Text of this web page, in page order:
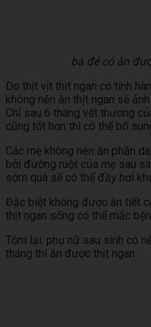
bà đẻ có ăn
Do thịt vịt thịt ngan có tính
không nên ăn thịt ngan sẽ
Chỉ sau 6 tháng vết thương
cũng tốt hơn thì có thể bổ
Các mẹ không nên ăn phần
bởi đường ruột của mẹ sau
sớm quá sẽ có thể đầy hơi
Đặc biệt không được ăn tiết
thịt ngan sống có thể mắc
Tóm lại: phụ nữ sau sinh có
tháng thì ăn được thịt ngan